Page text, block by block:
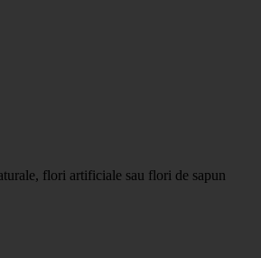
flori artificiale sau flori de sapun